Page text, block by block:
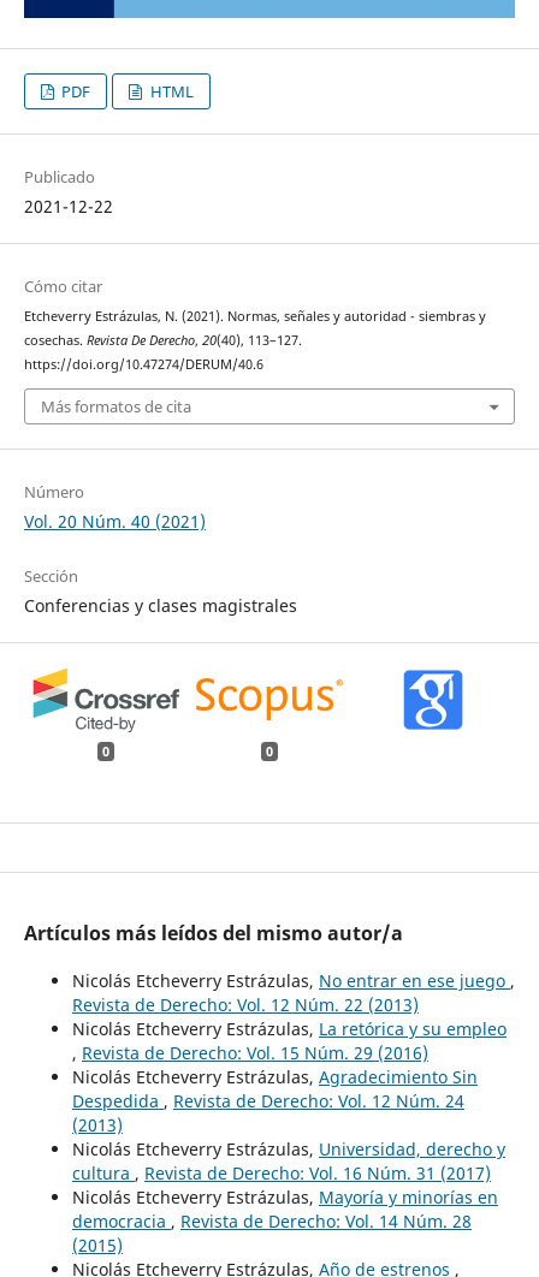
PDF HTML
Publicado
2021-12-22
Cómo citar
Etcheverry Estrázulas, N. (2021). Normas, señales y autoridad - siembras y
cosechas. Revista De Derecho, 20(40), 113–127.
https://doi.org/10.47274/DERUM/40.6
Más formatos de cita
Número
Vol. 20 Núm. 40 (2021)
Sección
Conferencias y clases magistrales
0 0
Artículos más leídos del mismo autor/a
Nicolás Etcheverry Estrázulas, No entrar en ese juego ,
Revista de Derecho: Vol. 12 Núm. 22 (2013)
Nicolás Etcheverry Estrázulas, La retórica y su empleo
, Revista de Derecho: Vol. 15 Núm. 29 (2016)
Nicolás Etcheverry Estrázulas, Agradecimiento Sin
Despedida , Revista de Derecho: Vol. 12 Núm. 24
(2013)
Nicolás Etcheverry Estrázulas, Universidad, derecho y
cultura , Revista de Derecho: Vol. 16 Núm. 31 (2017)
Nicolás Etcheverry Estrázulas, Mayoría y minorías en
democracia , Revista de Derecho: Vol. 14 Núm. 28
(2015)
Nicolás Etcheverry Estrázulas, Año de estrenos ,